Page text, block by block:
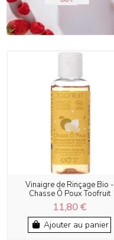
Vinaigre de Rinçage Bio -
Chasse Ô Poux Toofruit
11,80 €
Ajouter au panier